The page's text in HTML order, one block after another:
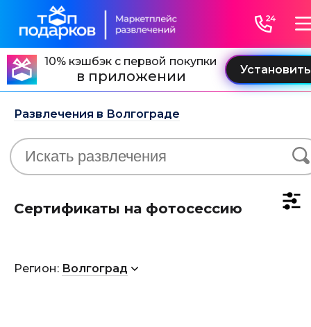
10% кэшбэк с первой покупки
в приложении
Развлечения в Волгограде
Сертификаты на фотосессию
Регион: Волгоград